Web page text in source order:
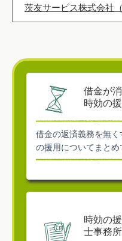
茨友サービス株式会社
借金が
時効の
借金の返済義務を無
の援用についてまとめ
時効の
士事務